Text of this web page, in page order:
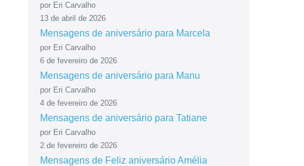
por Eri Carvalho
13 de abril de 2026
Mensagens de aniversário para Marcela
por Eri Carvalho
6 de fevereiro de 2026
Mensagens de aniversário para Manu
por Eri Carvalho
4 de fevereiro de 2026
Mensagens de aniversário para Tatiane
por Eri Carvalho
2 de fevereiro de 2026
Mensagens de Feliz aniversário Amélia